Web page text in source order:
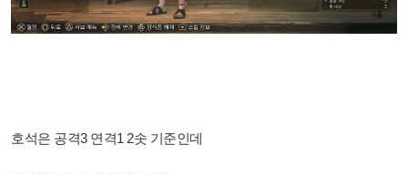
호석은 공격3 연격1 2솟 기준인데